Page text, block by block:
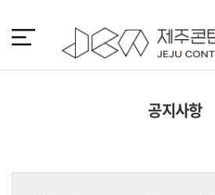
바
가
공지사항